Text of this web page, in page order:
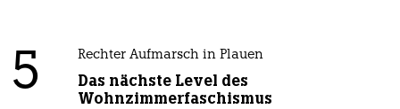
5 Rechter Aufmarsch in Plauen
Das nächste Level des
Wohnzimmerfaschismus